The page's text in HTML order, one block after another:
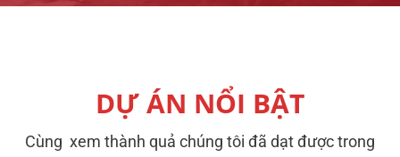
DỰ ÁN NỔI BẬT
Cùng xem thành quả chúng tôi đã dạt được trong